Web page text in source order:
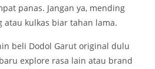
panas. Jangan ya, mending
kulkas biar tahan lama.
beli Dodol Garut original dulu
explore rasa lain atau brand